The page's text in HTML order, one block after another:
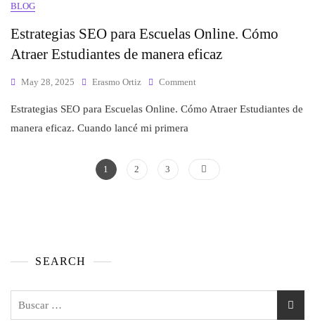
BLOG
Estrategias SEO para Escuelas Online. Cómo
Atraer Estudiantes de manera eficaz
May 28, 2025 Erasmo Ortiz Comment
Estrategias SEO para Escuelas Online. Cómo Atraer Estudiantes de
manera eficaz. Cuando lancé mi primera
1 2 3
SEARCH